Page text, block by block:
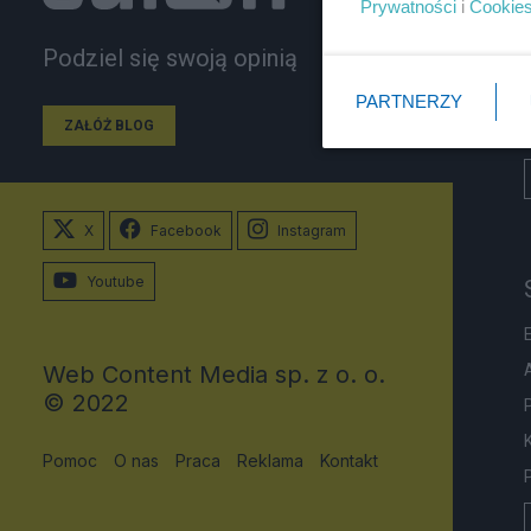
Podziel się swoją opinią
ZAŁÓŻ BLOG
X Facebook Instagram
Youtube
Web Content Media sp. z o. o.
© 2022
Pomoc O nas Praca Reklama Kontakt
Prywatności i Cookies
PARTNERZY